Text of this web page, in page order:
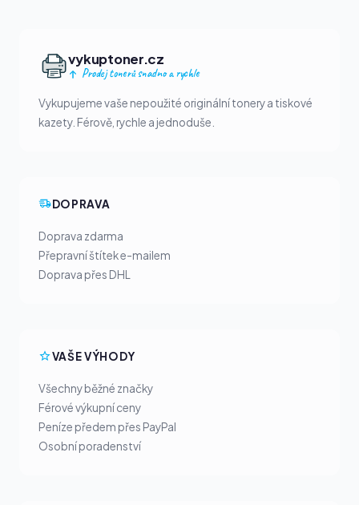
vykuptoner.cz
Prodej tonerů snadno a rychle
Vykupujeme vaše nepoužité originální tonery a tiskové
kazety. Férově, rychle a jednoduše.
DOPRAVA
Doprava zdarma
Přepravní štítek e-mailem
Doprava přes DHL
VAŠE VÝHODY
Všechny běžné značky
Férové výkupní ceny
Peníze předem přes PayPal
Osobní poradenství